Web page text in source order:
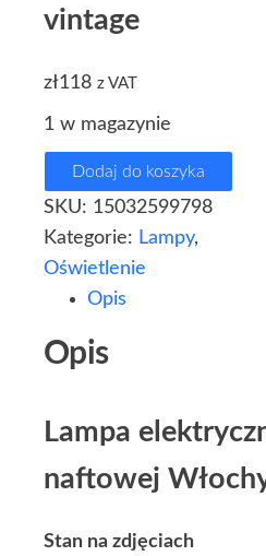
vintage
zł118 z VAT
1 w magazynie
Dodaj do koszyka
SKU: 15032599798
Kategorie: Lampy,
Oświetlenie
Opis
Opis
Lampa
naftowej
Stan na zdjęciach